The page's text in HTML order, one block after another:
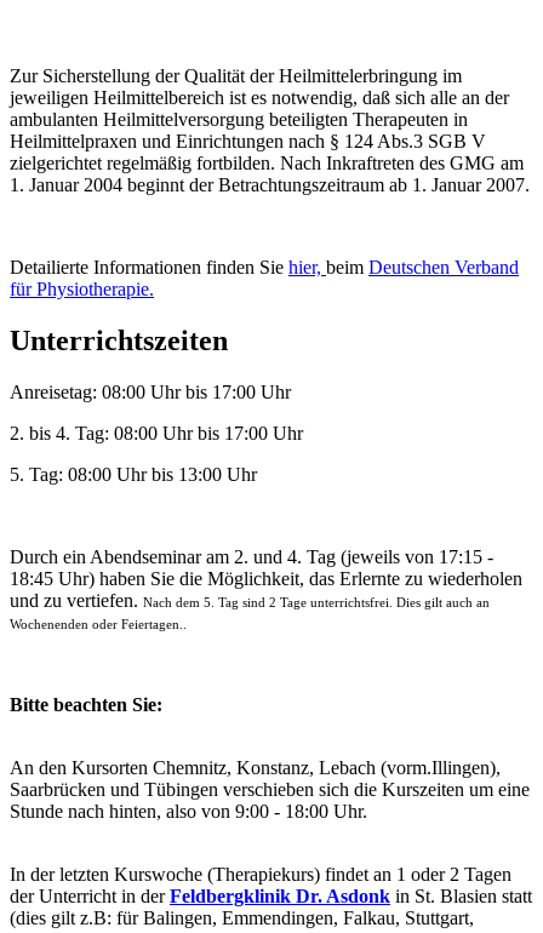
Zur Sicherstellung der Qualität der Heilmittelerbringung im
jeweiligen Heilmittelbereich ist es notwendig, daß sich alle an der
ambulanten Heilmittelversorgung beteiligten Therapeuten in
Heilmittelpraxen und Einrichtungen nach § 124 Abs.3 SGB V
zielgerichtet regelmäßig fortbilden. Nach Inkraftreten des GMG am
1. Januar 2004 beginnt der Betrachtungszeitraum ab 1. Januar 2007.
Detailierte Informationen finden Sie hier, beim Deutschen Verband
für Physiotherapie.
Unterrichtszeiten
Anreisetag: 08:00 Uhr bis 17:00 Uhr
2. bis 4. Tag: 08:00 Uhr bis 17:00 Uhr
5. Tag: 08:00 Uhr bis 13:00 Uhr
Durch ein Abendseminar am 2. und 4. Tag (jeweils von 17:15 -
18:45 Uhr) haben Sie die Möglichkeit, das Erlernte zu wiederholen
und zu vertiefen. Nach dem 5. Tag sind 2 Tage unterrichtsfrei. Dies gilt auch an
Wochenenden oder Feiertagen..
Bitte beachten Sie:
An den Kursorten Chemnitz, Konstanz, Lebach (vorm.Illingen),
Saarbrücken und Tübingen verschieben sich die Kurszeiten um eine
Stunde nach hinten, also von 9:00 - 18:00 Uhr.
In der letzten Kurswoche (Therapiekurs) findet an 1 oder 2 Tagen
der Unterricht in derFeldbergklinik Dr. Asdonk in St. Blasien statt
(dies gilt z.B: für Balingen, Emmendingen, Falkau, Stuttgart,